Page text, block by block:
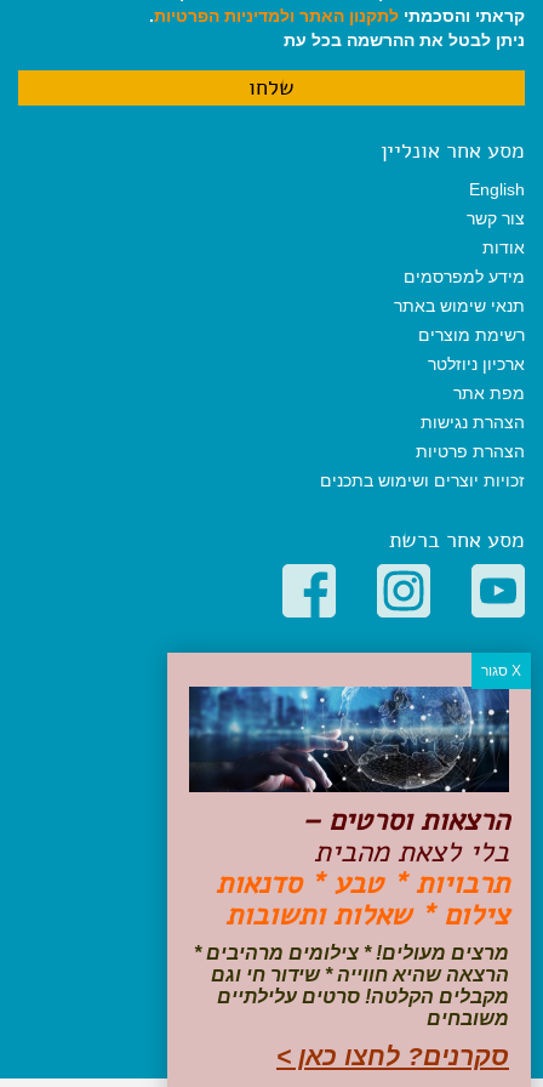
קראתי והסכמתי לתקנון האתר ולמדיניות הפרטיות.
ניתן לבטל את ההרשמה בכל עת
מסע אחר אונליין
English
צור קשר
אודות
מידע למפרסמים
תנאי שימוש באתר
רשימת מוצרים
ארכיון ניוזלטר
מפת אתר
הצהרת נגישות
הצהרת פרטיות
זכויות יוצרים ושימוש בתכנים
מסע אחר ברשת
קטגוריות פופולריות
יעדים
טיולים בישראל
מלונות בוטיק בישראל
טיפים והמלצות
הכנות לנסיעה
טיולי ג'יפים
טיולים עם ילדים
שייט, הפלגות, קרוזים
עקבו אחרינו בפייסבוק
הרצאות וסרטים –
בלי לצאת מהבית
תרבויות * טבע * סדנאות
צילום * שאלות ותשובות
מרצים מעולים! * צילומים מרהיבים *
הרצאה שהיא חווייה * שידור חי וגם
מקבלים הקלטה! סרטים עלילתיים
משובחים
סקרנים? לחצו כאן >